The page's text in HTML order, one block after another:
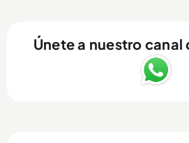
Únete a nuestro canal